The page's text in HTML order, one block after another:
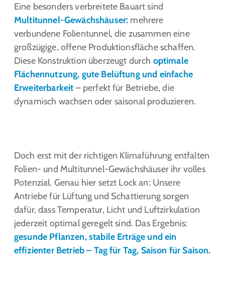
Eine besonders verbreitete Bauart sind
Multitunnel-Gewächshäuser: mehrere
verbundene Folientunnel, die zusammen eine
großzügige, offene Produktionsfläche schaffen.
Diese Konstruktion überzeugt durch optimale
Flächennutzung, gute Belüftung und einfache
Erweiterbarkeit – perfekt für Betriebe, die
dynamisch wachsen oder saisonal produzieren.
Doch erst mit der richtigen Klimaführung entfalten
Folien- und Multitunnel-Gewächshäuser ihr volles
Potenzial. Genau hier setzt Lock an: Unsere
Antriebe für Lüftung und Schattierung sorgen
dafür, dass Temperatur, Licht und Luftzirkulation
jederzeit optimal geregelt sind. Das Ergebnis:
gesunde Pflanzen, stabile Erträge und ein
effizienter Betrieb – Tag für Tag, Saison für Saison.